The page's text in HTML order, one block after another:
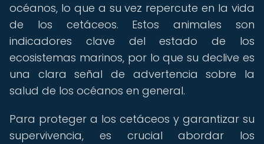
océanos, lo que a su vez repercute en la vida
de los cetáceos. Estos animales son
indicadores clave del estado de los
ecosistemas marinos, por lo que su declive es
una clara señal de advertencia sobre la
salud de los océanos en general.
Para proteger a los cetáceos y garantizar su
supervivencia, es crucial abordar los